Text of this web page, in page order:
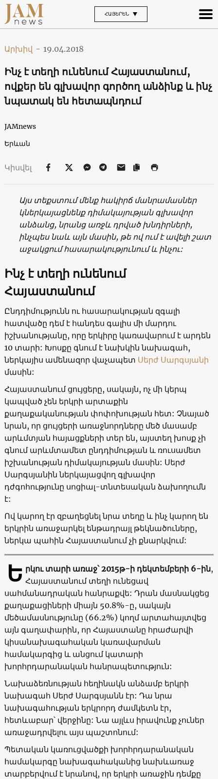
ՀԱՅԵՐԵՆ
Արխիվ - 19.04.2018
Ինչ է տեղի ունենում Հայաստանում,
ովքեր են գլխավոր գործող անձինք և ինչ
նպատակ են հետապնդում
JAMnews
Երևան
Կիսվել
Այս տեքստում մենք հակիրճ մանրամասներ
կներկայացնենք դիմակայության գլխավոր
անձանց, նրանց առջև դրված խնդիրների,
ինչպես նաև այն մասին, թե ով ում է ավելի շատ
աջակցում հասարակությունում և ինչու:
Ինչ է տեղի ունենում
Հայաստանում
Ընդդիմությունն ու հասարակության զգալի
հատվածը դեմ է հանդես գալիս մի մարդու
իշխանությանը, որը երկիրը կառավարում է արդեն
10 տարի: Խոսքը գնում է նախկին նախագահ,
ներկայիս ամենազոր վաչապետ Սերժ Սարգսյանի
մասին:
Հայաստանում ցույցերը, սակայն, ոչ մի կերպ
կապված չեն երկրի արտաքին
քաղաքականության փոփոխության հետ: Չնայած
նրան, որ ցույցերի առաջնորդները մեծ մասամբ
արևմտյան հայացքների տեր են, այստեղ խոսք չի
գնում արևմտամետ ընդդիմության և ռուսամետ
իշխանության դիմակայության մասին: Սերժ
Սարգսյանին ներկայացվող գլխավոր
դժգոհությունը սոցիալ-տնտեսական ձախողումն
է:
Ով կարող էր զբաղեցնել նրա տեղը և ինչ կարող են
երկրին առաջարկել ենթադրայլ թեկնածուները,
ներկա պահին Հայաստանում չի քնարկվում:
Ե րկու տարի առաջ՝ 2015թ-ի դեկտեմբերի 6-ին,
Հայաստանում տեղի ունեցավ
սահմանադրական հանրաքվե: Դրան մասնակցեց
քաղաքացիների միայն 50.8%-ը, սակայն
մեծամասնությունը (66.2%) կողմ արտահայտվեց
այն գաղափարին, որ Հայաստանը հրաժարվի
կիսանախագահական կառավարման
համակարգից և անցում կատարի
խորհրդարանական հանրապետություն:
Նախաձեռնության հեղինակն անձամբ երկրի
նախագահ Սերժ Սարգսյանն էր: Դա նրա
նախագահության երկրորդ ժամկետն էր,
հետևաբար՝ վերջինը: Նա այլևս իրավունք չուներ
առաջադրվելու այս պաշտոնում:
Պետական կառուցվածքի խորհրդարանական
համակարգը նախագահականից նախևառաջ
տարբերվում է նրանով, որ երկրի առաջին դեմքը